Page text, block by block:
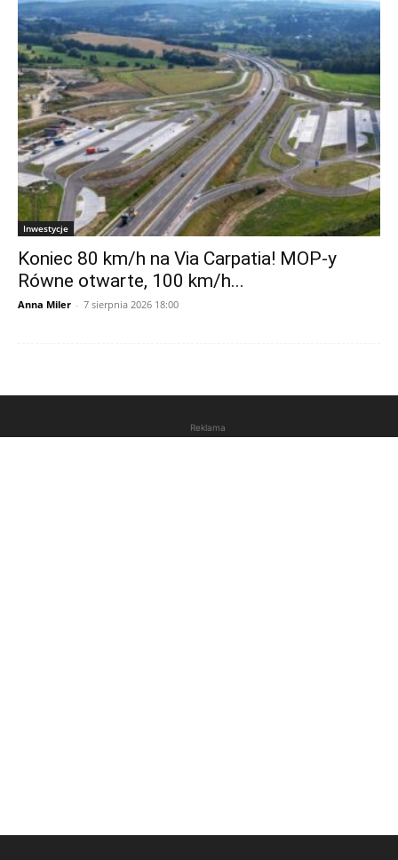
Inwestycje
Koniec 80 km/h na Via Carpatia! MOP-y
Równe otwarte, 100 km/h...
Anna Miler - 7 sierpnia 2026 18:00
Reklama